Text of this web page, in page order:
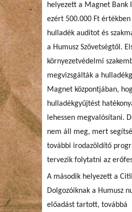
helyezett a Magnet Bank
ezért 500.000 Ft
hulladék auditot és
a Humusz Szövetségtől.
környezetvédelmi
megvizsgálták a
Magnet központjában,
hulladékgyűjtést
lehessen megvalósítani.
nem áll meg, mert
további irodazöldítő
tervezik folytatni az
A második helyezett a
Dolgozóiknak a Humusz
előadást tartott, továbbá